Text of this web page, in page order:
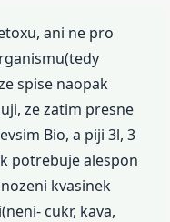
ani ne pro
spise naopak
ze zatim presne
Bio, a piji 3l, 3
potrebuje alespon
kvasinek
cukr, kava,